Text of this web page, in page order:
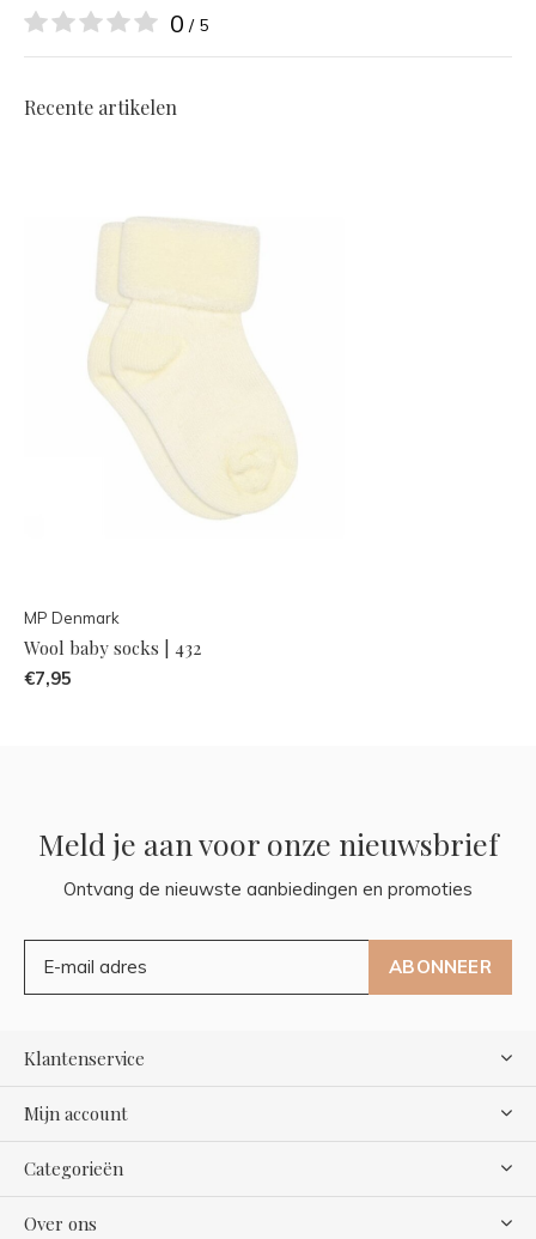
0 / 5
Recente artikelen
MP Denmark
Wool baby socks | 432
€7,95
Meld je aan voor onze nieuwsbrief
Ontvang de nieuwste aanbiedingen en promoties
ABONNEER
Klantenservice
Mijn account
Categorieën
Over ons